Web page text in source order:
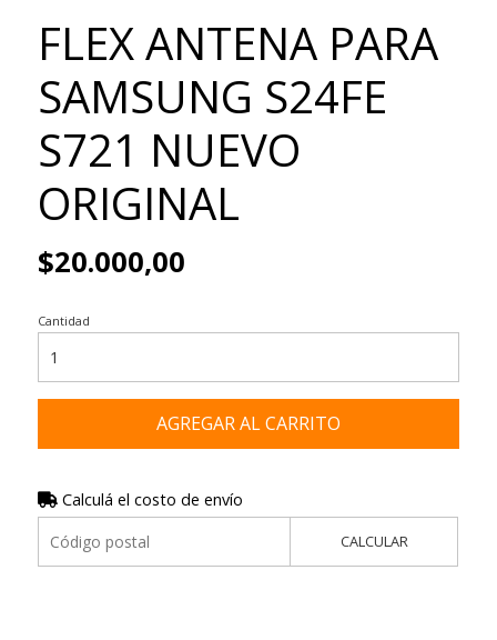
FLEX ANTENA PARA
SAMSUNG S24FE
S721 NUEVO
ORIGINAL
$20.000,00
Cantidad
AGREGAR AL CARRITO
Calculá el costo de envío
CALCULAR